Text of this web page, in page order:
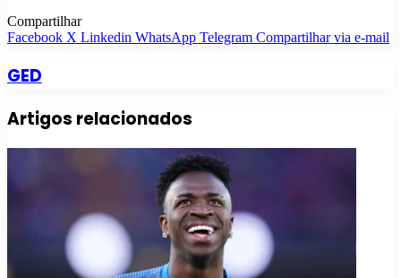
Compartilhar
Facebook X Linkedin WhatsApp Telegram Compartilhar via e-mail
GED
Artigos relacionados